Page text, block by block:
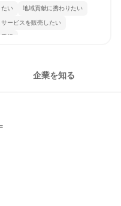
い 地域貢献に携わりたい
ービスを販売したい
重視
企業を知る